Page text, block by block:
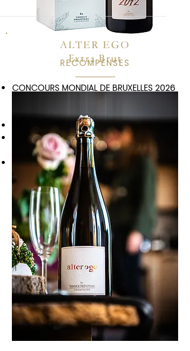
RECOMPENSES
CONCOURS MONDIAL DE BRUXELLES 2026
Grande médaille Or
JAMES SUCKLING 2025 :
93/100
VINALIES INTERNATIONALES 2025
: Médaille
DECANTER 2025 :Médaille d'Argent
93/100
ALTER EGO
Extra Brut